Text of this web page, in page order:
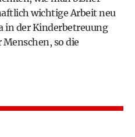
wichtige Arbeit neu
in der Kinderbetreuung
so die